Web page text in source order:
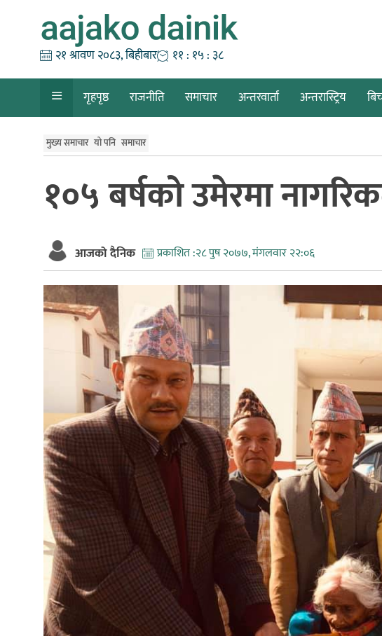
२१ श्रावण २०८३, बिहीबार ११ : १५ : ३९
गृहपृष्ठ राजनीति समाचार अन्तरवार्ता अन्तरास्ट्रिय
मुख्य समाचार यो पनि समाचार
१०५ बर्षको उमेरमा
आजको दैनिक प्रकाशित :२८ पुष २०७७, मंगलवार २२:०६